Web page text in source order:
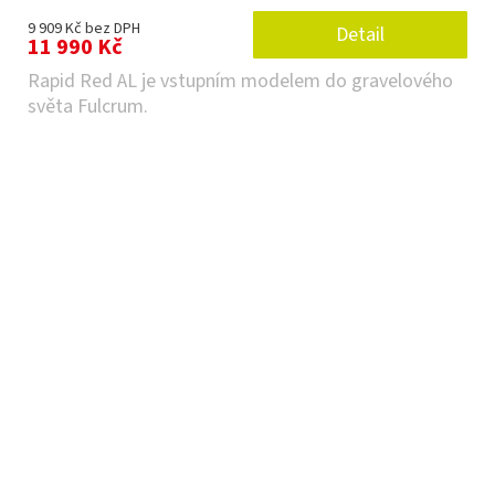
9 909 Kč bez DPH
11 990 Kč
Detail
Rapid Red AL je vstupním modelem do gravelového
světa Fulcrum.